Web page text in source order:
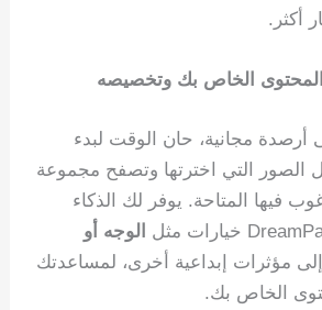
أكثر.
مجانية، حان الوقت لبدء
الصور التي اخترتها وتصفح مجموعة
فيها المتاحة. يوفر لك الذكاء
الوجه أو
إلى مؤثرات إبداعية أخرى، لمساعدتك
الخاص بك.